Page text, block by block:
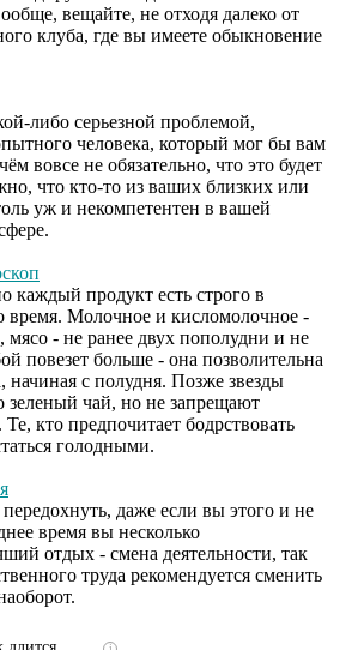
вещайте, не отходя далеко от
клуба, где вы имеете обыкновение
либо серьезной проблемой,
человека, который мог бы вам
вовсе не обязательно, что это будет
что кто-то из ваших близких или
уж и некомпетентен в вашей
каждый продукт есть строго в
время. Молочное и кисломолочное -
- не ранее двух пополудни и не
повезет больше - она позволительна
начиная с полудня. Позже звезды
зеленый чай, но не запрещают
кто предпочитает бодрствовать
голодными.
даже если вы этого и не
время вы несколько
отдых - смена деятельности, так
труда рекомендуется сменить
i
камера на
Крыма: Что
когда
i